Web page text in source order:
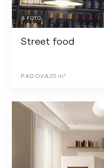
6 FOTO
Street food
PADOVA 25 m²